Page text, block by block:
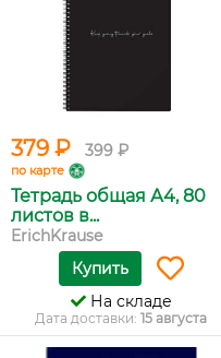
379 ₽ 399 ₽
по карте
Тетрадь общая А4, 80
листов в...
ErichKrause
Купить
На складе
Дата доставки: 15 августа